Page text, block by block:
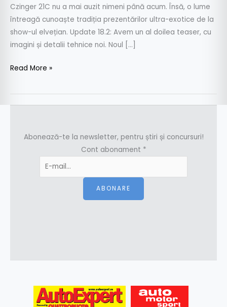
Czinger 21C nu a mai auzit nimeni până acum. Însă, o lume
întreagă cunoaște tradiția prezentărilor ultra-exotice de la
show-ul elvețian. Update 18.2: Avem un al doilea teaser, cu
imagini și detalii tehnice noi. Noul […]
Read More »
Abonează-te la newsletter, pentru știri și concursuri!
Cont abonament *
ABONARE